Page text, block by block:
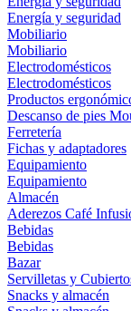
Energía y seguridad
Mobiliario
Mobiliario
Electrodomésticos
Electrodomésticos
Productos
Descanso de pies
Ferretería
Fichas y adaptadores
Equipamiento
Equipamiento
Almacén
Aderezos Café
Bebidas
Bebidas
Bazar
Servilletas y
Snacks y almacén